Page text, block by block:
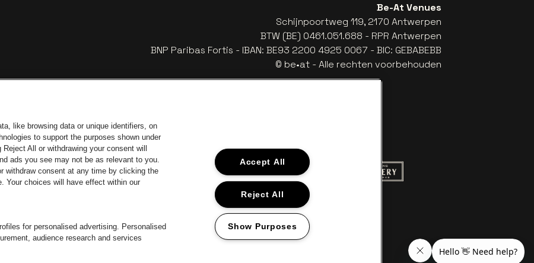
Be-At Venues
Schijnpoortweg 119, 2170 Antwerpen
BTW (BE) 0461.051.688 - RPR Antwerpen
BNP Paribas Fortis - IBAN: BE93 2200 4925 0067 - BIC: GEBABEBB
© be•at - Alle rechten voorbehouden
de website van JupilerGa naar de website van Coca-Cola
Ga naar de website van Red Bull
Ga naar de website van Het logo van Aperol
de website van Het logo van Jameson in offwhite
Ga naar de website van Het logo van Lillet in off-white
Ga naar de website van Croky
Ga naar de website van Nieuwsblad
Ga naar de website van Lotto
like browsing data or unique identifiers, on
to support the purposes shown under
All or withdrawing your consent will
ads you see may not be as relevant to you.
withdraw consent at any time by clicking the
Your choices will have effect within our
for personalised advertising. Personalised
audience research and services
Accept All
Reject All
Show Purposes